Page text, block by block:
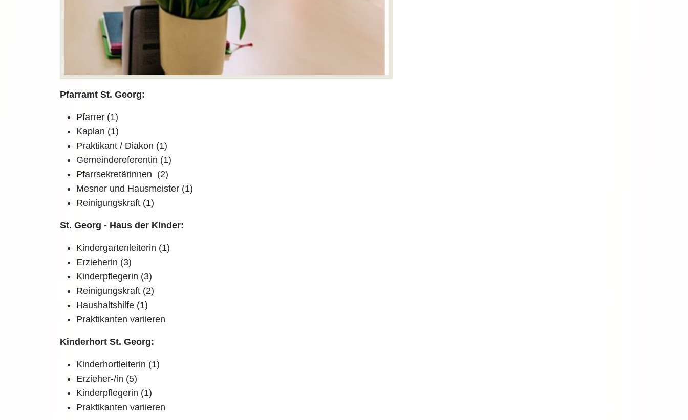
Pfarramt St. Georg:
Pfarrer (1)
Kaplan (1)
Praktikant / Diakon (1)
Gemeindereferentin (1)
Pfarrsekretärinnen (2)
Mesner und Hausmeister (1)
Reinigungskraft (1)
St. Georg - Haus der Kinder:
Kindergartenleiterin (1)
Erzieherin (3)
Kinderpflegerin (3)
Reinigungskraft (2)
Haushaltshilfe (1)
Praktikanten variieren
Kinderhort St. Georg:
Kinderhortleiterin (1)
Erzieher-/in (5)
Kinderpflegerin (1)
Praktikanten variieren